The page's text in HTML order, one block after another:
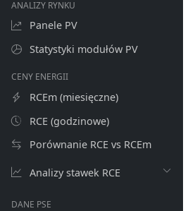
ANALIZY RYNKU
Panele PV
Statystyki modułów PV
CENY ENERGII
RCEm (miesięczne)
RCE (godzinowe)
Porównanie RCE vs RCEm
Analizy stawek RCE
DANE PSE